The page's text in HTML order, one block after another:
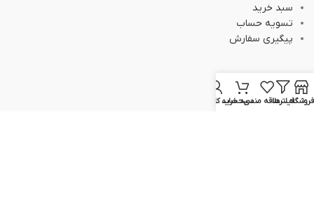
سبد خرید
تسویه حساب
پیگیری سفارش
ارتباط با ما
فروشگاهفیلترهاعلاقه مندیسبد خرید
حساب کاربری من